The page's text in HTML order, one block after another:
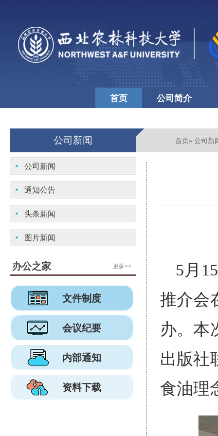
首页
公司简介
公司新闻 首页» 公司新
公司新闻
通知公告
头条新闻
图片新闻
更多>>
办公之家
文件制度
会议纪要
内部通知
资料下载
5月
推介会
办。本
出版社
食油理